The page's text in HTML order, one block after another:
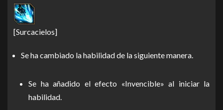
[Surcacielos]
Se ha cambiado la habilidad de la siguiente manera.
Se ha añadido el efecto «Invencible» al iniciar la
habilidad.